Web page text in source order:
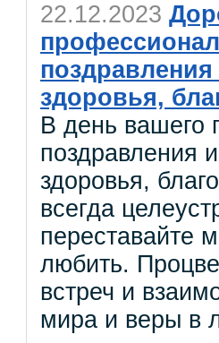
22.12.2023
здоровья,
В день вашего
поздравления
здоровья,
всегда
переставайте
любить.
встреч и
мира и веры в